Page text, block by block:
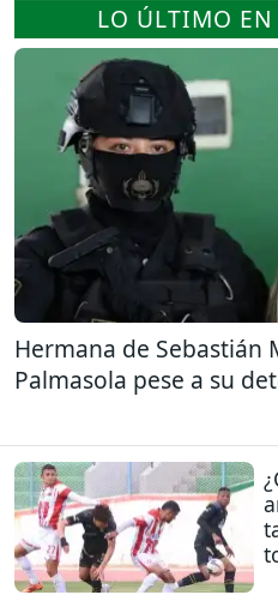
LO ÚLTIMO
Hermana de Sebastián
Palmasola pese a su